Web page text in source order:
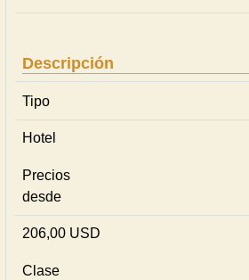
Descripción
Tipo
Hotel
Precios
desde
206,00 USD
Clase